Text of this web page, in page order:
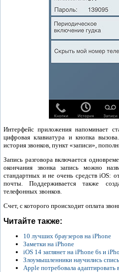
Интерфейс приложения напоминает
цифровая клавиатура и кнопка
история звонков, пункт «записи»,
Запись разговора включается
окончания звонка запись можно
стандартных и не очень средств iOS:
почты. Поддерживается также
телефонных звонков.
Счет, с которого происходит оплата
Читайте также:
10 лучших браузеров на iPhone
Заметки на iPhone
iOS 14 заглянет на iPhone 6s и
Злоумышленники научились
Apple потребовала